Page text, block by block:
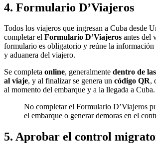
4. Formulario D’Viajeros
Todos los viajeros que ingresan a Cuba desde
completar el Formulario D’Viajeros antes del
formulario es obligatorio y reúne la información
y aduanera del viajero.
Se completa online, generalmente dentro de
al viaje, y al finalizar se genera un código QR,
al momento del embarque y a la llegada a Cuba.
No completar el Formulario D’Viajeros
el embarque o generar demoras en el
5. Aprobar el control